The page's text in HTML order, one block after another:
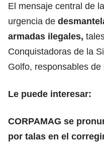
El mensaje central de
urgencia de
armadas ilegales,
Conquistadoras de la
Golfo, responsables
Le puede interesar:
CORPAMAG se
por talas en el